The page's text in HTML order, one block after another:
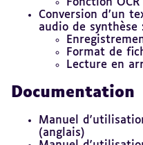
Fonction
Conversion d’un
audio de synthèse
Format de
Lecture en
Documentation
Manuel
(anglais)